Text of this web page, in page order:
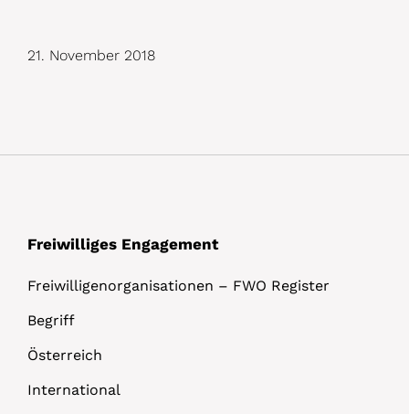
21. November 2018
Freiwilliges Engagement
Freiwilligenorganisationen – FWO Register
Begriff
Österreich
International